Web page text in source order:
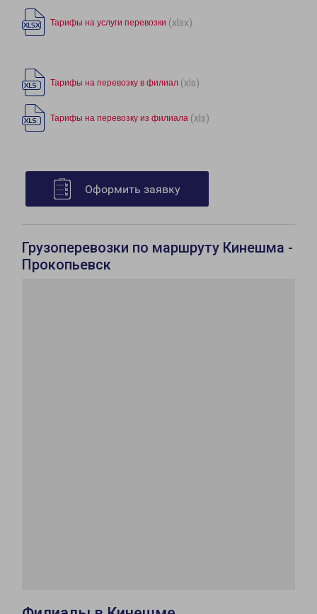
Тарифы на услуги перевозки (xlsx)
Тарифы на перевозку в филиал (xls)
Тарифы на перевозку из филиала (xls)
Оформить заявку
Грузоперевозки по маршруту Кинешма -
Прокопьевск